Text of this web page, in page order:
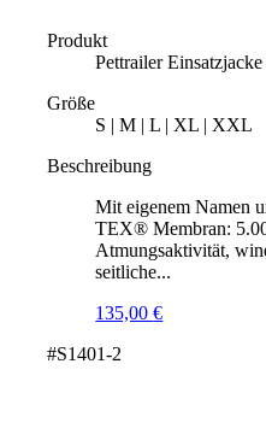
Produkt
Pettrailer
Größe
S | M | L | XL | XXL
Beschreibung
Mit eigenem Namen
TEX® Membran:
Atmungsaktivität,
seitliche...
135,00€
#S1401-2